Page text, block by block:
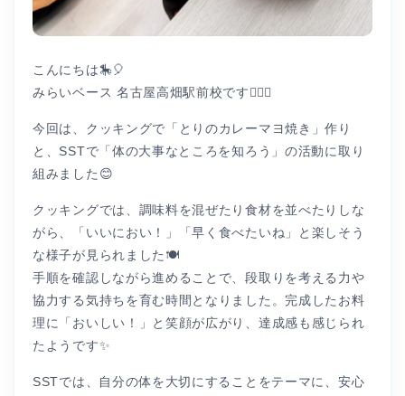
こんにちは🎠🎈
みらいベース 名古屋高畑駅前校です👩🏻‍⚕️
今回は、クッキングで「とりのカレーマヨ焼き」作り
と、SSTで「体の大事なところを知ろう」の活動に取り
組みました😊
クッキングでは、調味料を混ぜたり食材を並べたりしな
がら、「いいにおい！」「早く食べたいね」と楽しそう
な様子が見られました🍽️
手順を確認しながら進めることで、段取りを考える力や
協力する気持ちを育む時間となりました。完成したお料
理に「おいしい！」と笑顔が広がり、達成感も感じられ
たようです✨
SSTでは、自分の体を大切にすることをテーマに、安心